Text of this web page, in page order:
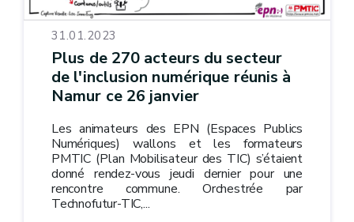
31.01.2023
Plus de 270 acteurs du secteur
de l'inclusion numérique réunis à
Namur ce 26 janvier
Les animateurs des EPN (Espaces Publics
Numériques) wallons et les formateurs
PMTIC (Plan Mobilisateur des TIC) s’étaient
donné rendez-vous jeudi dernier pour une
rencontre commune. Orchestrée par
Technofutur-TIC,...